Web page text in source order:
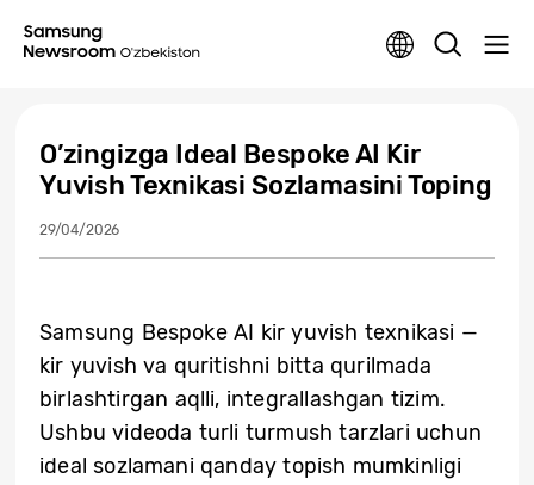
O’zingizga Ideal Bespoke AI Kir
Yuvish Texnikasi Sozlamasini Toping
29/04/2026
Samsung Bespoke AI kir yuvish texnikasi —
kir yuvish va quritishni bitta qurilmada
birlashtirgan aqlli, integrallashgan tizim.
Ushbu videoda turli turmush tarzlari uchun
ideal sozlamani qanday topish mumkinligi